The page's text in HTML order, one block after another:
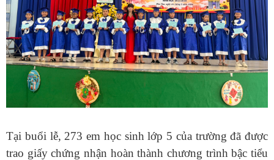
Tại buổi lễ, 273 em học sinh lớp 5 của trường đã được
trao giấy chứng nhận hoàn thành chương trình bậc tiểu